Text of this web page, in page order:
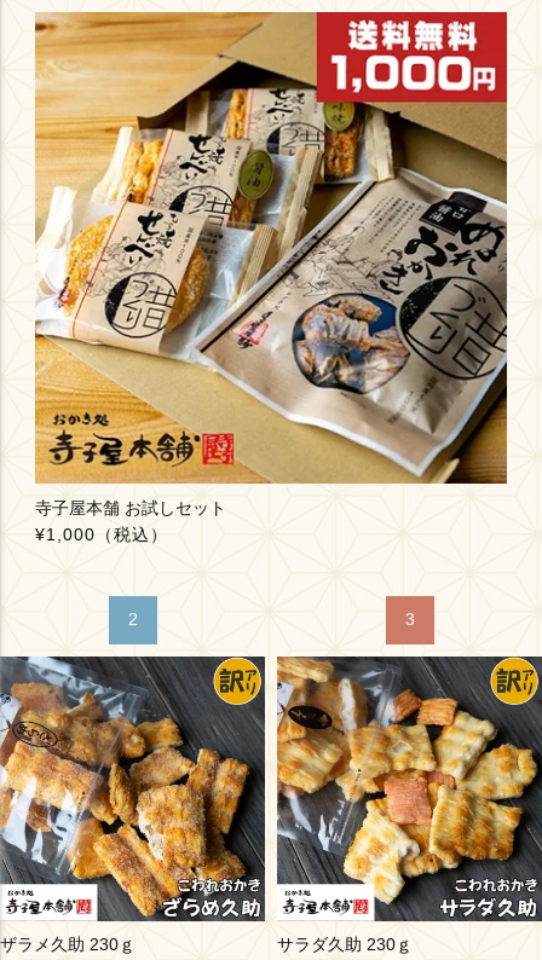
寺子屋本舗 お試しセット
¥1,000 （税込）
ザラメ久助 230ｇ
サラダ久助 230ｇ